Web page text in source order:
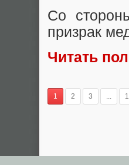
Со
призрак
Читать
1 2 3 ...